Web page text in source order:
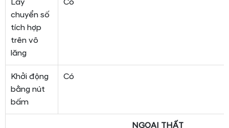
chuyển số
tích hợp
trên vô
lăng
Khởi động
bằng nút
bấm
Có
NGOẠI THẤT